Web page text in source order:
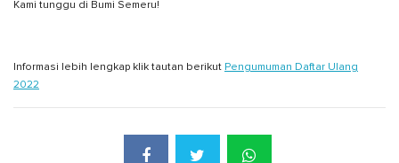
Kami tunggu di Bumi Semeru!
Informasi lebih lengkap klik tautan berikut Pengumuman Daftar Ulang
2022